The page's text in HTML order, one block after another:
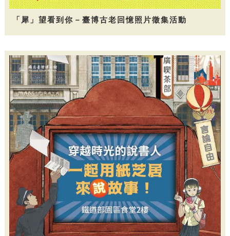
「犀」望看到你－臺博古老回憶照片徵集活動